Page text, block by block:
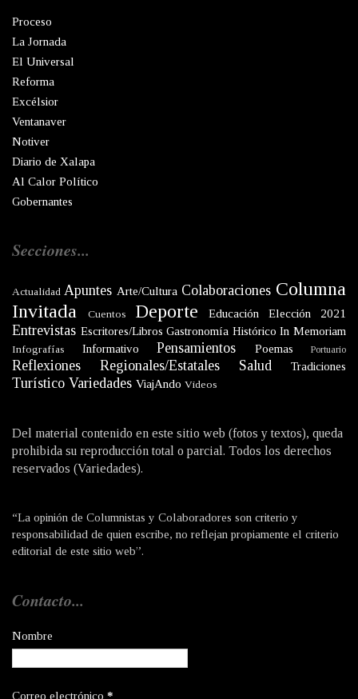
Proceso
La Jornada
El Universal
Reforma
Excélsior
Ventanaver
Notiver
Diario de Xalapa
Al Calor Político
Gobernantes
Secciones...
Actualidad Apuntes Arte/Cultura Colaboraciones Columna
Invitada
Cuentos Deporte Educación Elección 2021
Entrevistas Escritores/Libros Gastronomía Histórico In Memoriam
Infografías Informativo Pensamientos Poemas Portuario
Reflexiones Regionales/Estatales Salud Tradiciones
Turístico Variedades ViajAndo Videos
Del material contenido en este sitio web (fotos y textos), queda
prohibida su reproducción total o parcial. Todos los derechos
reservados (Variedades).
“La opinión de Columnistas y Colaboradores son criterio y
responsabilidad de quien escribe, no reflejan propiamente el criterio
editorial de este sitio web”.
Contacto...
Nombre
Correo electrónico *